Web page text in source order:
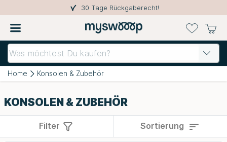
30 Tage Rückgaberecht!
Home Konsolen & Zubehör
KONSOLEN & ZUBEHÖR
Filter Sortierung